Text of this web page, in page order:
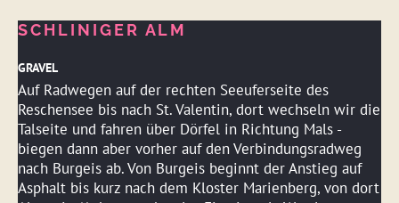
SCHLINIGER ALM
GRAVEL
Auf Radwegen auf der rechten Seeuferseite des
Reschensee bis nach St. Valentin, dort wechseln wir die
Talseite und fahren über Dörfel in Richtung Mals -
biegen dann aber vorher auf den Verbindungsradweg
nach Burgeis ab. Von Burgeis beginnt der Anstieg auf
Asphalt bis kurz nach dem Kloster Marienberg, von dort